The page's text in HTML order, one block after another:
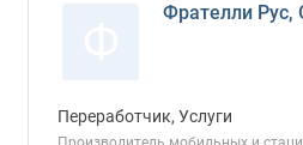
Фрателли Рус,
Переработчик, Услуги